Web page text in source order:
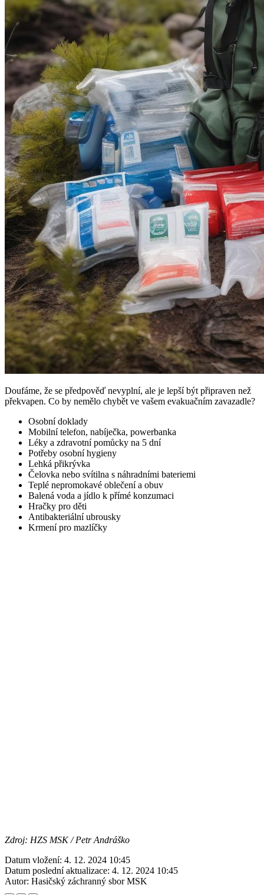
Doufáme, že se předpověď nevyplní, ale je lepší být připraven než
překvapen. Co by nemělo chybět ve vašem evakuačním zavazadle?
Osobní doklady
Mobilní telefon, nabíječka, powerbanka
Léky a zdravotní pomůcky na 5 dní
Potřeby osobní hygieny
Lehká přikrývka
Čelovka nebo svítilna s náhradními bateriemi
Teplé nepromokavé oblečení a obuv
Balená voda a jídlo k přímé konzumaci
Hračky pro děti
Antibakteriální ubrousky
Krmení pro mazlíčky
Zdroj: HZS MSK / Petr Andráško
Datum vložení: 4. 12. 2024 10:45
Datum poslední aktualizace: 4. 12. 2024 10:45
Autor: Hasičský záchranný sbor MSK